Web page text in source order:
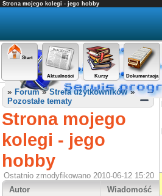
Strona mojego kolegi - jego hobby
Start
Aktualności Kursy Dokumentacja
» Forum»Strefa użytkowników»
Pozostałe tematy
Strona mojego
kolegi - jego
hobby
Ostatnio zmodyfikowano 2010-06-12 15:20
Autor
Wiadomość